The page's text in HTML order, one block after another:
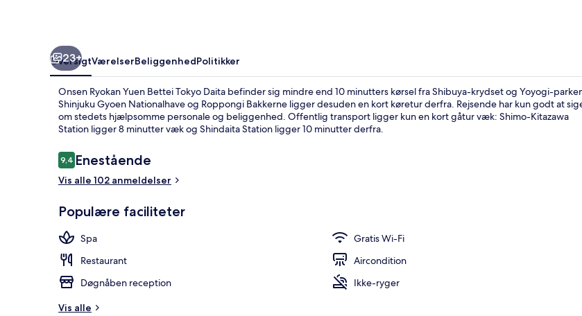
23+
OversigtVærelserBeliggenhedPolitikker
Onsen Ryokan Yuen Bettei Tokyo Daita befinder sig mindre end 10 minutters kørsel fra Shibuya-krydset og Yoyogi-
Shinjuku Gyoen Nationalhave og Roppongi Bakkerne ligger desuden en kort køretur derfra. Rejsende har kun godt at
om stedets hjælpsomme personale og beliggenhed. Offentlig transport ligger kun en kort gåtur væk: Shimo-Kitazawa
Station ligger 8 minutter væk og Shindaita Station ligger 10 minutter derfra.
Anmeldelser
9,49,4 ud af 10.
Enestående
Vis alle 102 anmeldelser
Populære faciliteter
Spa
Gratis Wi-Fi
Restaurant
Aircondition
Døgnåben reception
Ikke-ryger
Vis alle